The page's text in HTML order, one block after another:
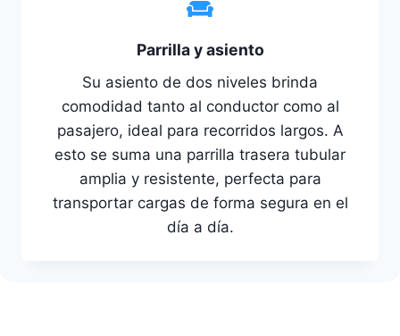
Parrilla y asiento
Su asiento de dos niveles brinda
comodidad tanto al conductor como al
pasajero, ideal para recorridos largos. A
esto se suma una parrilla trasera tubular
amplia y resistente, perfecta para
transportar cargas de forma segura en el
día a día.